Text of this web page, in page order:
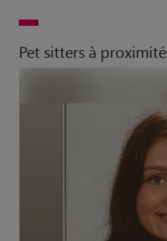
Pet sitters à proximité